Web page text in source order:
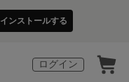
インストールする
ログイン